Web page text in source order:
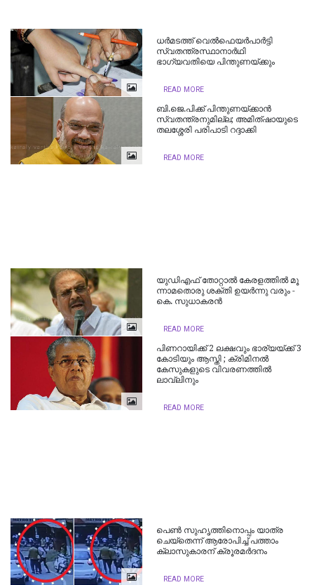
ധർമടത്ത് വെൽഫെയർപാർട്ടി
സ്വതന്ത്രസ്ഥാനാര്‍ഥി
ഭാഗ്യവതിയെ പിന്തുണയ്ക്കും
READ MORE
ബി.ജെ.പിക്ക് പിന്തുണയ്ക്കാൻ
സ്വതന്ത്രനുമില്ല; അമിത്ഷായുടെ
തലശ്ശേരി പരിപാടി റദ്ദാക്കി
READ MORE
യു​ഡി​എ​ഫ് തോ​റ്റാ​ല്‍ കേ​ര​ള​ത്തി​ല്‍ മൂ​
ന്നാ​മ​തൊ​രു ശ​ക്തി ഉ​യ​ര്‍​ന്നു വ​രും -
കെ. ​സു​ധാ​ക​ര​ന്‍
READ MORE
പിണറായിക്ക് 2 ലക്ഷവും ഭാര്യയ്ക്ക് 3
കോടിയും ആസ്തി ; ക്രിമിനല്‍
കേസുകളുടെ വിവരണത്തില്‍
ലാവ്‌ലിനും
READ MORE
പെണ്‍ സുഹൃത്തിനൊപ്പം യാത്ര
ചെയ്‌തെന്ന് ആരോപിച്ച്‌ പത്താം
ക്ലാസുകാരന് ക്രൂരമര്‍ദനം
READ MORE